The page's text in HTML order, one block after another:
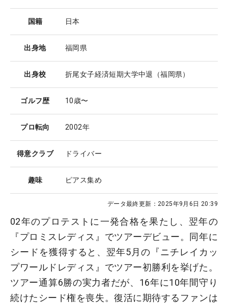
国籍 日本
出身地 福岡県
出身校 折尾女子経済短期大学中退（福岡県）
ゴルフ歴 10歳〜
プロ転向 2002年
得意クラブ ドライバー
趣味 ピアス集め
データ最終更新： 2025年9月6日 20:39
02年のプロテストに一発合格を果たし、翌年の
『プロミスレディス』でツアーデビュー。同年に
シードを獲得すると、翌年5月の『ニチレイカッ
プワールドレディス』でツアー初勝利を挙げた。
ツアー通算6勝の実力者だが、16年に10年間守り
続けたシード権を喪失。復活に期待するファンは